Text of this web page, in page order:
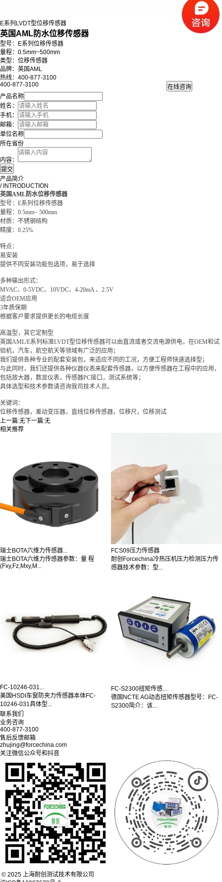
E系列LVDT型位移传感器
英国AML防水位移传感器
型号：E系列位移传感器
量程：0.5mm~500mm
类型：位移传感器
品牌：英国AML
热线：400-877-3100
400-877-3100
产品名称
姓名：
手机：
邮箱：
单位名称
所在省份
内容：
产品简介
/ INTRODUCTION
英国AML防水位移传感器
型号：E系列位移传感器
量程：0.5mm~ 500mm
材质：不锈钢结构
精度： 0.25%
特点：
易安装
提供不同安装功能包选项，易于选择
多种输出形式：
MVAC、0-5VDC、10VDC、4-20mA 、2.5V
适合OEM应用
3年质保期
根据客户要求提供更长的电缆长度
高温型，其它定制型
英国AML/E系列标准LVDT型位移传感器可以由直流或者交流电源供电，在OEM和试
验机，汽车，航空航天等领域有广泛的应用；
我们提供各种专业的配套安装包，来适应不同的工况，方便工程师快速选择型；
与此同时，我们还提供各种仪器仪表来配套传感器，以方便传感器在工程中的应用，
包括放大器，数显仪表，传感器PC接口，测试系统等；
具体选型和技术参数请咨询我司技术人员。
关键词：
位移传感器，差动变压器，直线位移传感器，位移尺，位移测试
上一篇:无 下一篇:无
相关推荐
瑞士BOTA六维力传感器...
瑞士BOTA六维力传感器参数：量 程
(Fxy,Fz,Mxy,M...
FCS09压力传感器
耐创Forcechina冷热压机压力检测压力传
感器技术参数：型...
FC-10246-031...
美国HSDI车窗防夹力传感器本体FC-
10246-031具体型...
FC-S2300扭矩传感...
德国NCTE AG动态扭矩传感器型号：FC-
S2300简介：该...
联系我们
业务咨询
400-877-3100
售后反馈邮箱
zhujing@forcechina.com
关注微信公众号和抖音
© 2025 上海耐创测试技术有限公司